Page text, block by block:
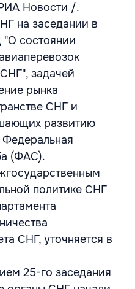
Новости /.
на заседании в
"О состоянии
задачей
рынка
СНГ и
развитию
(ФАС).
политике СНГ
СНГ, уточняется в
25-го заседания